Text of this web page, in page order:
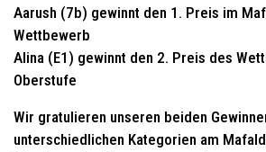
Aarush (7b) gewinnt den 1. Preis im
Wettbewerb
Alina (E1) gewinnt den 2. Preis des
Oberstufe
Wir gratulieren unseren beiden
unterschiedlichen Kategorien am